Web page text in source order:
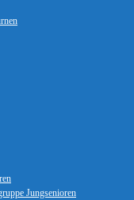
Jungsenioren